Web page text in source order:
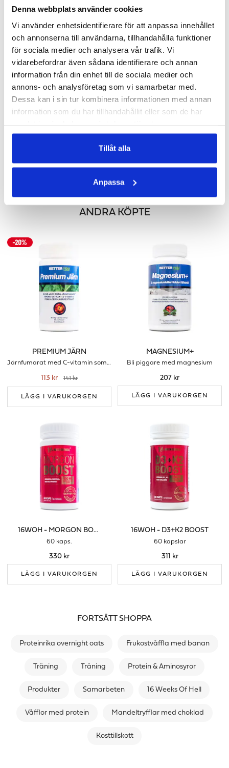
Denna webbplats använder cookies
Vi använder enhetsidentifierare för att anpassa innehållet
och annonserna till användarna, tillhandahålla funktioner
för sociala medier och analysera vår trafik. Vi
vidarebefordrar även sådana identifierare och annan
information från din enhet till de sociala medier och
annons- och analysföretag som vi samarbetar med.
Dessa kan i sin tur kombinera informationen med annan
information som du har tillhandahållit eller som de har
Tillåt alla
Anpassa
Essentiella aminosyror med vitaminer & elektrolyter
378 kr
LÄGG I VARUKORGEN
För dig som tränar styrketräning
311 kr
LÄGG I VARUKORGEN
ANDRA KÖPTE
PREMIUM JÄRN
Järnfumarat med C-vitamin som förbrättrar upptaget
113 kr 141 kr
LÄGG I VARUKORGEN
MAGNESIUM+
Bli piggare med magnesium
207 kr
LÄGG I VARUKORGEN
16WOH - MORGON BOOST
60 kaps.
330 kr
LÄGG I VARUKORGEN
16WOH - D3+K2 BOOST
60 kapslar
311 kr
LÄGG I VARUKORGEN
FORTSÄTT SHOPPA
Proteinrika overnight oats Frukostvåffla med banan
Träning Träning Protein & Aminosyror
Produkter Samarbeten 16 Weeks Of Hell
Våfflor med protein Mandeltryfflar med choklad
Kosttillskott